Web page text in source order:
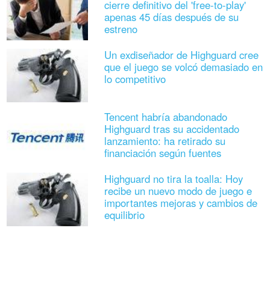
cierre definitivo del 'free-to-play'
apenas 45 días después de su
estreno
Un exdiseñador de Highguard cree
que el juego se volcó demasiado en
lo competitivo
Tencent habría abandonado
Highguard tras su accidentado
lanzamiento: ha retirado su
financiación según fuentes
Highguard no tira la toalla: Hoy
recibe un nuevo modo de juego e
importantes mejoras y cambios de
equilibrio